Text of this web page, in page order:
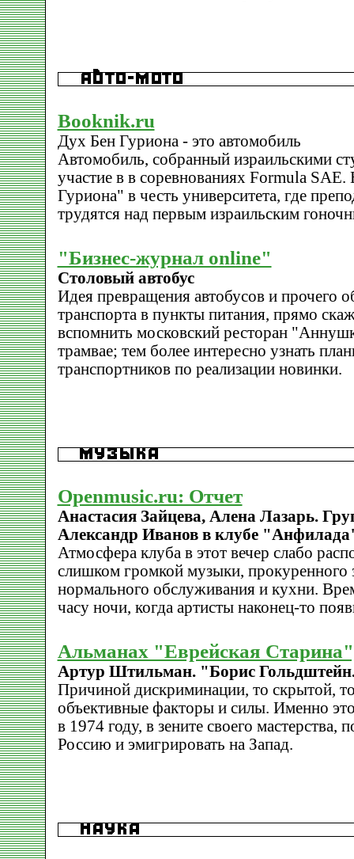
Booknik.ru
Дух Бен Гуриона - это автомобиль
Автомобиль, собранный израильскими
участие в в соревнованиях Formula
Гуриона" в честь университета, где
трудятся над первым израильским
"Бизнес-журнал online"
Столовый автобус
Идея превращения автобусов и прочего
транспорта в пункты питания, прямо
вспомнить московский ресторан
трамвае; тем более интересно узнать
транспортников по реализации новинки.
Openmusic.ru: Отчет
Анастасия Зайцева, Алена Лазарь.
Александр Иванов в клубе
Атмосфера клуба в этот вечер слабо
слишком громкой музыки, прокуренного
нормального обслуживания и кухни.
часу ночи, когда артисты наконец-то
Альманах "Еврейская
Артур Штильман. "Борис
Причиной дискриминации, то скрытой,
объективные факторы и силы. Именно
в 1974 году, в зените своего мастерства,
Россию и эмигрировать на Запад.